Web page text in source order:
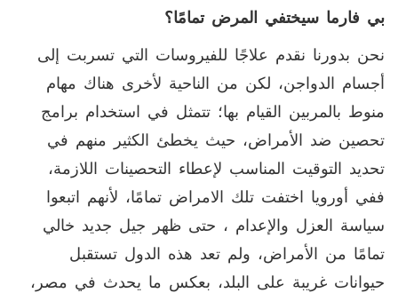
بي فارما سيختفي المرض تمامًا؟
نحن بدورنا نقدم علاجًا للفيروسات التي تسربت إلى
أجسام الدواجن، لكن من الناحية لأخرى هناك مهام
منوط بالمربين القيام بها؛ تتمثل في استخدام برامج
تحصين ضد الأمراض، حيث يخطئ الكثير منهم في
تحديد التوقيت المناسب لإعطاء التحصينات اللازمة،
ففي أورويا اختفت تلك الامراض تمامًا، لأنهم اتبعوا
سياسة العزل والإعدام ، حتى ظهر جيل جديد خالي
تمامًا من الأمراض، ولم تعد هذه الدول تستقبل
حيوانات غريبة على البلد، بعكس ما يحدث في مصر،